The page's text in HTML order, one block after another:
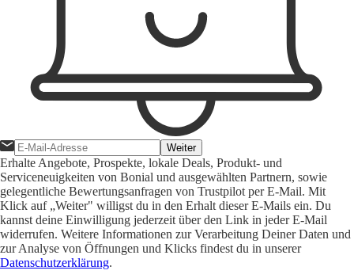
Weiter
Erhalte Angebote, Prospekte, lokale Deals, Produkt- und
Serviceneuigkeiten von Bonial und ausgewählten Partnern, sowie
gelegentliche Bewertungsanfragen von Trustpilot per E-Mail. Mit
Klick auf „Weiter" willigst du in den Erhalt dieser E-Mails ein. Du
kannst deine Einwilligung jederzeit über den Link in jeder E-Mail
widerrufen. Weitere Informationen zur Verarbeitung Deiner Daten und
zur Analyse von Öffnungen und Klicks findest du in unserer
Datenschutzerklärung.